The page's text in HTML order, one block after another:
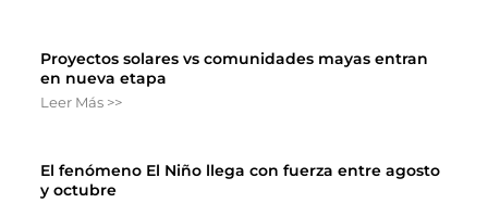
Proyectos solares vs comunidades mayas entran
en nueva etapa
Leer Más >>
El fenómeno El Niño llega con fuerza entre agosto
y octubre